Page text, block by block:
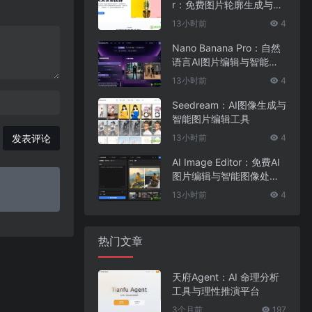
发表评论
r：免费图片轮廓生成与在
线图像编辑工具
13小时前 4
Nano Banana Pro：自然
语言AI图片编辑与智能图
像处理工具
13小时前 4
Seedream：AI图像生成与
智能图片编辑工具
13小时前 4
AI Image Editor：免费AI
图片编辑与智能图像处理
工具
13小时前 4
热门文章
天府Agent：AI 命理分析
工具与理性推演平台
3个月前 197